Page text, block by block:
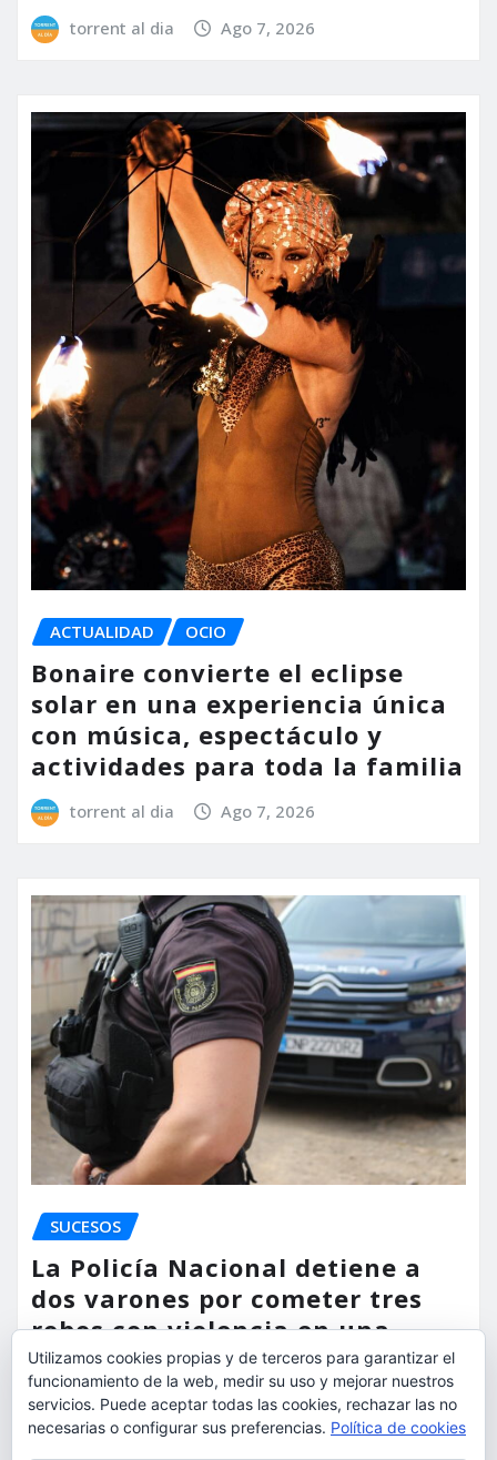
torrent al dia Ago 7, 2026
ACTUALIDAD OCIO
Bonaire convierte el eclipse
solar en una experiencia única
con música, espectáculo y
actividades para toda la familia
torrent al dia Ago 7, 2026
SUCESOS
La Policía Nacional detiene a
dos varones por cometer tres
robos con violencia en una
misma mañana
torrent al dia Ago 7, 2026
Utilizamos cookies propias y de terceros para garantizar el
funcionamiento de la web, medir su uso y mejorar nuestros
servicios. Puede aceptar todas las cookies, rechazar las no
necesarias o configurar sus preferencias. Política de cookies